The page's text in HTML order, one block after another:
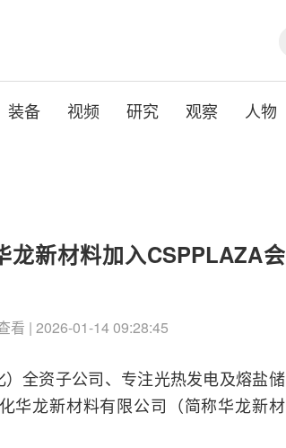
装备 视频 研究 观察 人物
龙新材料加入CSPPLAZA会
看 | 2026-01-14 09:28:45
全资子公司、专注光热发电及熔盐储
华龙新材料有限公司（简称华龙新材